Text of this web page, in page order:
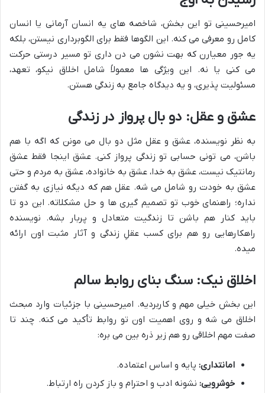
امیرحسینی تو این بخش، شاخصه های یه انسان آرمانی یا انسان
کامل رو معرفی می کنه. این الگوها فقط برای الگوبرداری نیستن، بلکه
یه جور معیارن که بهت نشون می دن داری تو مسیر درستی حرکت
می کنی یا نه. این ویژگی ها معمولاً شامل اخلاق نیکو، تعهد،
مسئولیت پذیری، و یه دیدگاه جامع به زندگی هستن.
عشق و عقل: دو بال پرواز در زندگی
به نظر نویسنده، عشق و عقل مثل دو بال می مونن که اگه با هم
باشن، می تونی حسابی تو زندگی پرواز کنی. عشق اینجا فقط عشق
رمانتیک نیست، عشق به خدا، عشق به خانواده، عشق به مردم و حتی
عشق به خودت رو شامل می شه. عقل هم که دیگه نیازی به گفتن
نداره؛ راهنمای خوب تو تصمیم گیری ها و حل مشکلاته. این دو تا
باید کنار هم باشن تا زندگیت متعادل و پربار بشه. نویسنده
راهکارهایی رو هم برای کسب عقلِ زندگی و آثار مثبت اون ارائه
میده.
اخلاق نیک: سنگ بنای روابط سالم
این بخش خیلی مهم و کاربردیه. امیرحسینی با جزئیات وارد مبحث
اخلاق می شه و روی اهمیت اون تو روابط تأکید می کنه. چند تا
صفت مهم اخلاقی رو هم زیر ذره بین می بره:
امانتداری: پایه و اساس اعتماده.
خوشرویی: نشونه ادب و احترام و باز کردن راه ارتباط.